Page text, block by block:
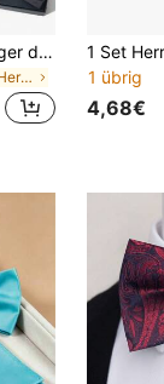
1 Stück Herren hochwertiger doppellagiger faltbarer einfarbiger Fliege, Geschenk für Freund/Vater, verschiedene Farben, lässiges Modische Accessoire
in Mehrfarbig Herren Kragen & Accessoires Set
1 übrig
4,68€